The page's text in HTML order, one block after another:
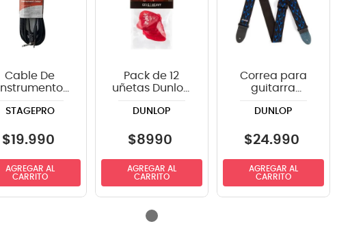
Cable De
Instrumento
SPG20GR
6mts
STAGEPRO
$19.990
AGREGAR AL
CARRITO
Pack de 12
uñetas Dunlop
STANDARD
DUNLOP
$8990
AGREGAR AL
CARRITO
Correa para
guitarra
DUNLOP
$24.990
AGREGAR AL
CARRITO